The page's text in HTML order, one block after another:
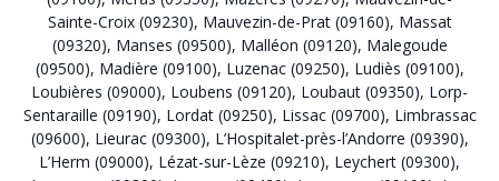
Sainte-Croix (09230), Mauvezin-de-Prat (09160), Massat
(09320), Manses (09500), Malléon (09120), Malegoude
(09500), Madière (09100), Luzenac (09250), Ludiès (09100),
Loubières (09000), Loubens (09120), Loubaut (09350), Lorp-
Sentaraille (09190), Lordat (09250), Lissac (09700), Limbrassac
(09600), Lieurac (09300), L’Hospitalet-près-l’Andorre (09390),
L’Herm (09000), Lézat-sur-Lèze (09210), Leychert (09300),